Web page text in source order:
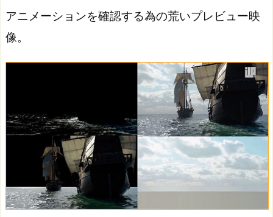
アニメーションを確認する為の荒いプレビュー映
像。